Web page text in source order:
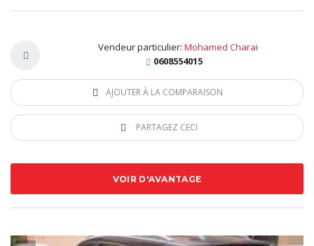
Vendeur particulier: Mohamed Charai
0608554015
AJOUTER À LA COMPARAISON
PARTAGEZ CECI
VOIR D'AVANTAGE